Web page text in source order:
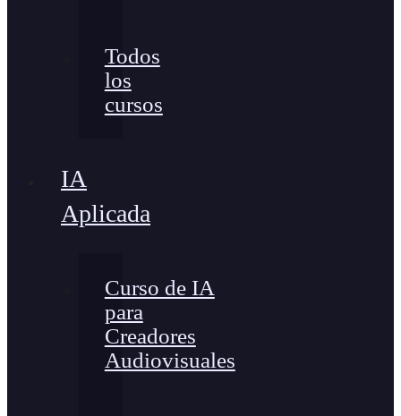
Todos
los
cursos
IA
Aplicada
Curso de IA
para
Creadores
Audiovisuales